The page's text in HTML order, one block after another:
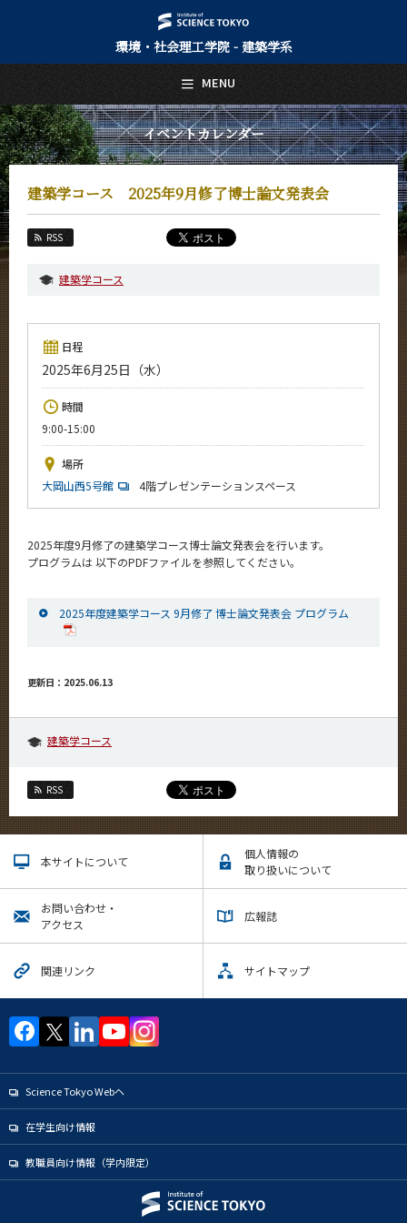
環境・社会理工学院 - 建築学系
イベントカレンダー
建築学コース 2025年9月修了博士論文発表会
RSS
建築学コース
日程
2025年6月25日（水）
時間
9:00-15:00
場所
大岡山西5号館
4階プレゼンテーションスペース
2025年度9月修了の建築学コース博士論文発表会を行います。
プログラムは 以下のPDFファイルを参照してください。
2025年度建築学コース 9月修了 博士論文発表会 プログラム
更新日：2025.06.13
建築学コース
RSS
本サイトについて
個人情報の
取り扱いについて
お問い合わせ・
アクセス
広報誌
関連リンク サイトマップ
Science Tokyo Webヘ
在学生向け情報
教職員向け情報（学内限定）
MENU
日本語 English
トップページ
Top Page
建築学系について
About Us
教育
Education
入学案内
Admissions
建築学系 News
イベントカレンダー
Event Calendar
今後の課程別イベント
年別アーカイブ